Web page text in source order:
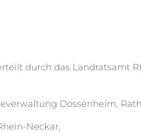
durch das Landratsamt
Dossenheim,
Neckar,